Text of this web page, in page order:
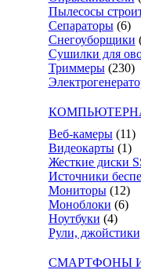
Пылесосы
Сепараторы (6)
Снегоуборщики
Сушилки для
Триммеры (230)
Веб-камеры (11)
Видеокарты (1)
Жесткие диски
Источники
Мониторы (12)
Моноблоки (6)
Ноутбуки (4)
Рули,
СМАРТФОНЫ